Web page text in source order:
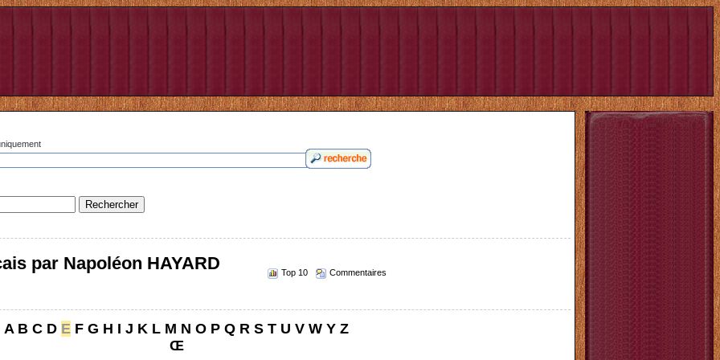
par Napoléon HAYARD Top 10 Commentaires
A B C D E F G H I J K L M N O P Q R S T U V W Y Z
Œ